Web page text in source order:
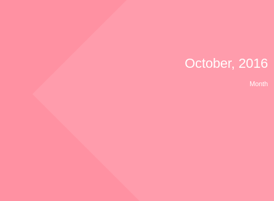
October, 2016
Month